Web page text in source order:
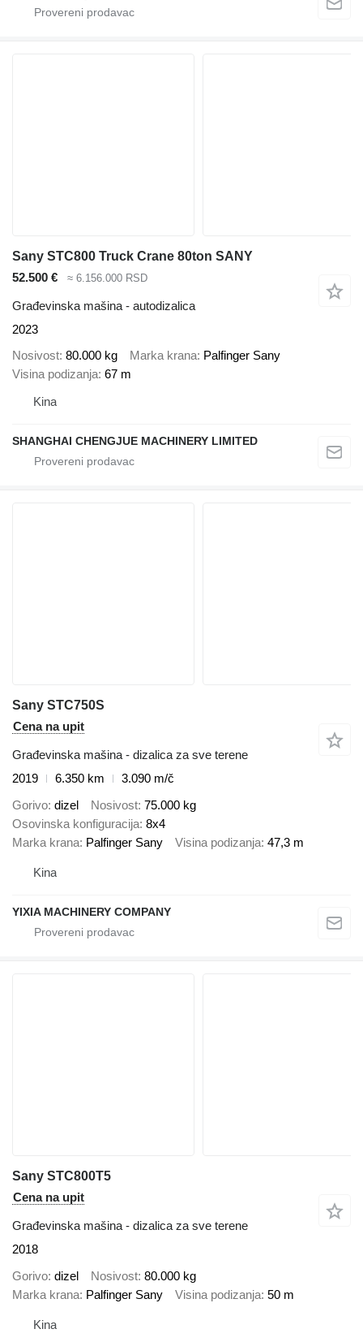
Sany STC800 Truck Crane 80ton SANY
52.500 €
≈ 6.156.000 RSD
Građevinska mašina - autodizalica
2023
Nosivost 80.000 kg Marka krana Palfinger Sany
Visina podizanja 67 m
Kina
SHANGHAI CHENGJUE MACHINERY LIMITED
Sany STC750S
Cena na upit
Građevinska mašina - dizalica za sve terene
2019
6.350 km
3.090 m/č
Gorivo dizel Nosivost 75.000 kg
Osovinska konfiguracija 8x4
Marka krana Palfinger Sany Visina podizanja 47,3 m
Kina
YIXIA MACHINERY COMPANY
Sany STC800T5
Cena na upit
Građevinska mašina - dizalica za sve terene
2018
Gorivo dizel Nosivost 80.000 kg
Marka krana Palfinger Sany Visina podizanja 50 m
Kina